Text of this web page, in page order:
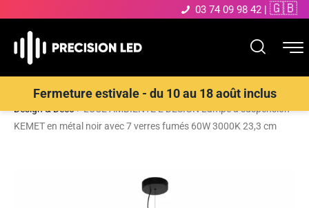
03 74 09 98 42 | 🇬🇧
Fermeture estivale - du 10 au 18 août inclus
Accueil>Boutique>ECLAIRAGE INTERIEUR LED>Suspensions
Design & Déco>LUCE AMBIENTE E DESIGN Lampe à suspension
KEMET en métal noir avec 7 verres fumés 60W 3000K 23,3 cm